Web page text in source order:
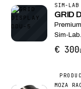
SIM-
GRID
Sim-
uw
€ 300
MOZA